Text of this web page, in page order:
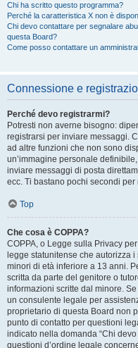
Chi ha scritto questo programma?
Perché la caratteristica X non è
Chi devo contattare per segnalare
questa Board?
Come posso contattare un
Connessione e
Perché devo registrarmi?
Potresti non averne bisogno:
registrarsi per inviare messaggi.
ad altre funzioni che non sono
un’immagine personale
inviare messaggi di posta
ecc. Ti bastano pochi secondi
Top
Che cosa è COPPA?
COPPA, o Legge sulla Privacy
legge statunitense che autorizza
minori di età inferiore a 13 anni.
scritta da parte del genitore o
informazioni scritte dal minore.
un consulente legale per
proprietario di questa Board non
punto di contatto per questioni
indicato nella domanda “Chi
questioni d’ordine legale